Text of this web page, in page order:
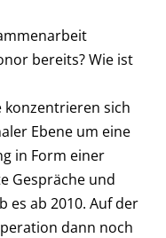
bereits? Wie ist
konzentrieren sich
Ebene um eine
in Form einer
Gespräche und
es ab 2010. Auf der
dann noch